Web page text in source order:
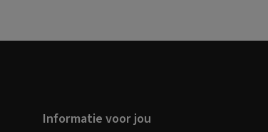
Informatie voor jou